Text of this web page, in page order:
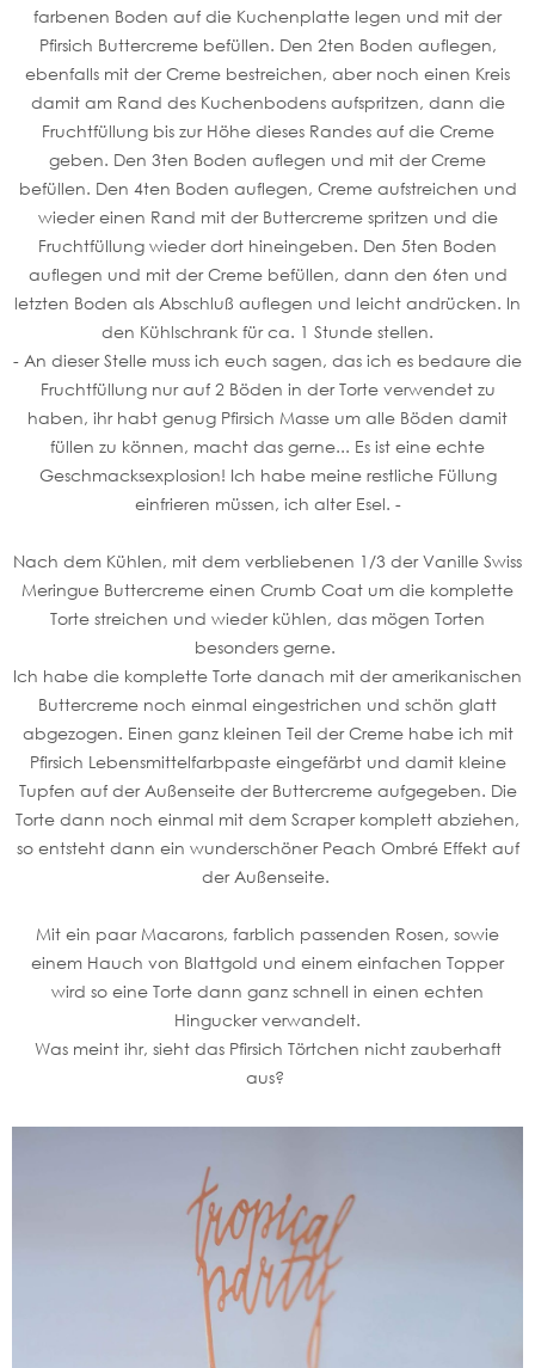
farbenen Boden auf die Kuchenplatte legen und mit der
Pfirsich Buttercreme befüllen. Den 2ten Boden auflegen,
ebenfalls mit der Creme bestreichen, aber noch einen Kreis
damit am Rand des Kuchenbodens aufspritzen, dann die
Fruchtfüllung bis zur Höhe dieses Randes auf die Creme
geben. Den 3ten Boden auflegen und mit der Creme
befüllen. Den 4ten Boden auflegen, Creme aufstreichen und
wieder einen Rand mit der Buttercreme spritzen und die
Fruchtfüllung wieder dort hineingeben. Den 5ten Boden
auflegen und mit der Creme befüllen, dann den 6ten und
letzten Boden als Abschluß auflegen und leicht andrücken. In
den Kühlschrank für ca. 1 Stunde stellen.
- An dieser Stelle muss ich euch sagen, das ich es bedaure die
Fruchtfüllung nur auf 2 Böden in der Torte verwendet zu
haben, ihr habt genug Pfirsich Masse um alle Böden damit
füllen zu können, macht das gerne... Es ist eine echte
Geschmacksexplosion! Ich habe meine restliche Füllung
einfrieren müssen, ich alter Esel. -
Nach dem Kühlen, mit dem verbliebenen 1/3 der Vanille Swiss
Meringue Buttercreme einen Crumb Coat um die komplette
Torte streichen und wieder kühlen, das mögen Torten
besonders gerne.
Ich habe die komplette Torte danach mit der amerikanischen
Buttercreme noch einmal eingestrichen und schön glatt
abgezogen. Einen ganz kleinen Teil der Creme habe ich mit
Pfirsich Lebensmittelfarbpaste eingefärbt und damit kleine
Tupfen auf der Außenseite der Buttercreme aufgegeben. Die
Torte dann noch einmal mit dem Scraper komplett abziehen,
so entsteht dann ein wunderschöner Peach Ombré Effekt auf
der Außenseite.
Mit ein paar Macarons, farblich passenden Rosen, sowie
einem Hauch von Blattgold und einem einfachen Topper
wird so eine Torte dann ganz schnell in einen echten
Hingucker verwandelt.
Was meint ihr, sieht das Pfirsich Törtchen nicht zauberhaft
aus?